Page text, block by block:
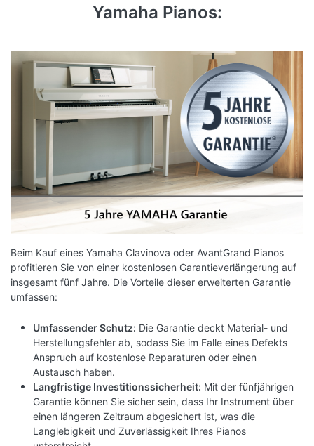
Maße (B/H/T): 1412mm / 1041mm / 465mm
Gewicht: 58 kg
MIT DER YAMAHA SMART PIANIST APP
KÖNNEN SIE IHR INSTRUMENT MÜHELOS
ÜBER IHR SMARTPHONE ODER TABLET
STEUERN.
Diese benutzerfreundliche Anwendung ermöglicht
es Ihnen, aus einer Reihe von Instrumententönen
auszuwählen und zwischen verschiedenen
akustischen Szenarien, wie beispielsweise einem
Konzertsaal oder einer Kathedrale, zu wechseln.
*Die App ist im App Store und bei Google Play
erhältlich.
DIE STREAM LIGHTS ZEIGEN DIE ALS
NÄCHSTES ZU SPIELENDEN TASTEN AN,
Beim Kauf eines Yamaha Clavinova oder AvantGrand Pianos
profitieren Sie von einer kostenlosen Garantieverlängerung auf
insgesamt fünf Jahre. Die Vorteile dieser erweiterten Garantie
umfassen:
Umfassender Schutz: Die Garantie deckt Material- und
Herstellungsfehler ab, sodass Sie im Falle eines Defekts
Anspruch auf kostenlose Reparaturen oder einen
Austausch haben.
Langfristige Investitionssicherheit: Mit der fünfjährigen
Garantie können Sie sicher sein, dass Ihr Instrument über
einen längeren Zeitraum abgesichert ist, was die
Langlebigkeit und Zuverlässigkeit Ihres Pianos
Yamaha Pianos: